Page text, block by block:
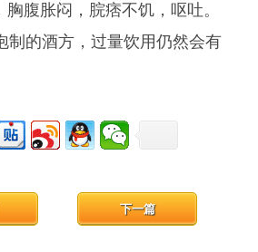
腹胀闷，脘痞不饥，呕吐。
制的酒方，过量饮用仍然会有
下一篇